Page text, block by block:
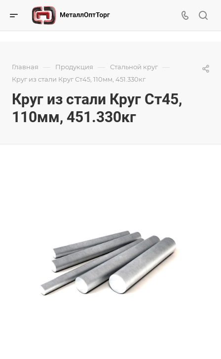
Главная — Продукция — Стальной круг —
Круг из стали Круг Ст45, 110мм, 451.330кг
Круг из стали Круг Ст45,
110мм, 451.330кг